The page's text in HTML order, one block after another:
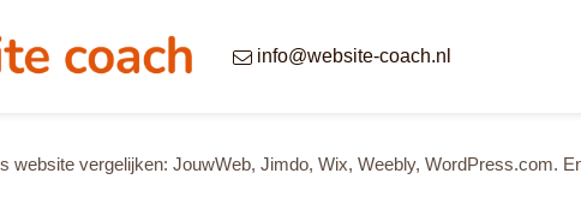
gaan
info@website-coach.nl
website vergelijken: JouwWeb, Jimdo, Wix, Weebly, WordPress.com.